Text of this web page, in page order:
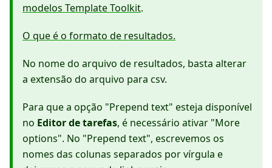
modelos Template Toolkit.
O que é o formato de resultados.
No nome do arquivo de resultados, basta alterar
a extensão do arquivo para csv.
Para que a opção "Prepend text" esteja disponível
no Editor de tarefas, é necessário ativar "More
options". No "Prepend text", escrevemos os
nomes das colunas separados por vírgula e